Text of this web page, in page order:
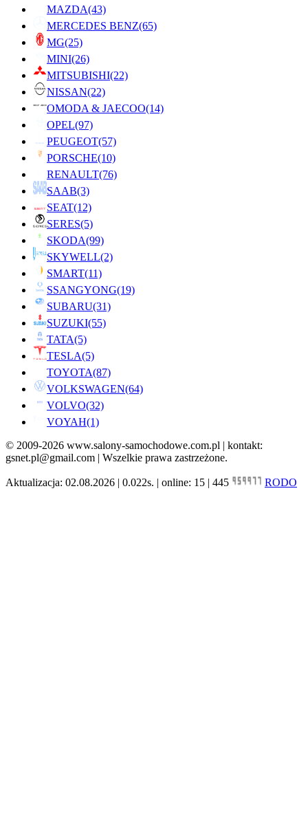
MAZDA(43)
MERCEDES BENZ(65)
MG(25)
MINI(26)
MITSUBISHI(22)
NISSAN(22)
OMODA & JAECOO(14)
OPEL(97)
PEUGEOT(57)
PORSCHE(10)
RENAULT(76)
SAAB(3)
SEAT(12)
SERES(5)
SKODA(99)
SKYWELL(2)
SMART(11)
SSANGYONG(19)
SUBARU(31)
SUZUKI(55)
TATA(5)
TESLA(5)
TOYOTA(87)
VOLKSWAGEN(64)
VOLVO(32)
VOYAH(1)
© 2009-2026 www.salony-samochodowe.com.pl | kontakt:
gsnet.pl@gmail.com | Wszelkie prawa zastrzeżone.
Aktualizacja: 02.08.2026 | 0.022s. | online: 15 | 445 RODO